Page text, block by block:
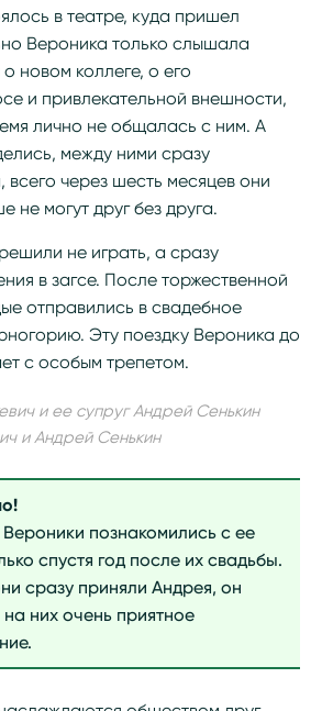
в театре, куда пришел
Вероника только слышала
новом коллеге, о его
и привлекательной внешности,
лично не общалась с ним. А
между ними сразу
через шесть месяцев они
не могут друг без друга.
не играть, а сразу
в загсе. После торжественной
отправились в свадебное
Эту поездку Вероника до
с особым трепетом.
и Андрей Сенькин
Вероники познакомились с ее
спустя год после их свадьбы.
сразу приняли Андрея, он
на них очень приятное